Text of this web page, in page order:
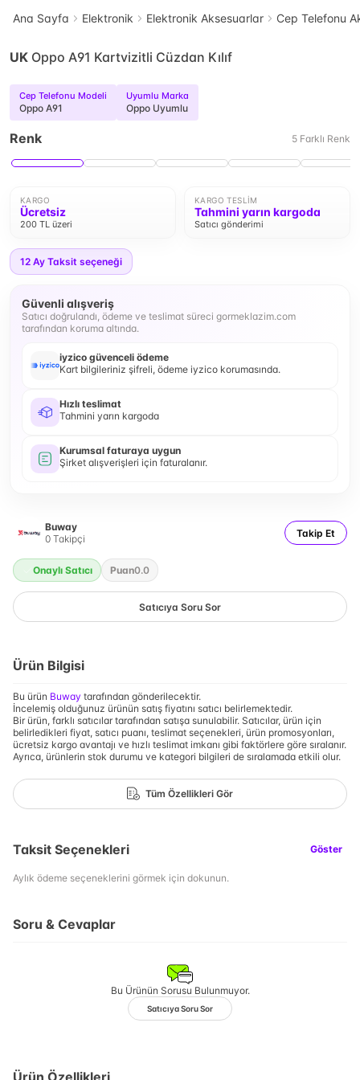
Ana Sayfa Elektronik Elektronik Aksesuarlar Cep Telefonu
UK Oppo A91 Kartvizitli Cüzdan Kılıf
Cep Telefonu Modeli
Oppo A91
Uyumlu Marka
Oppo Uyumlu
Renk 5 Farklı Renk
KARGO
Ücretsiz
200 TL üzeri
KARGO TESLIM
Tahmini yarın kargoda
Satıcı gönderimi
12 Ay Taksit seçeneği
Güvenli alışveriş
Satıcı doğrulandı, ödeme ve teslimat süreci gormeklazim.com
tarafından koruma altında.
iyzico güvenceli ödeme
Kart bilgileriniz şifreli, ödeme iyzico korumasında.
Hızlı teslimat
Tahmini yarın kargoda
Kurumsal faturaya uygun
Şirket alışverişleri için faturalanır.
Buway
0 Takipçi Takip Et
Onaylı Satıcı Puan0.0
Satıcıya Soru Sor
Ürün Bilgisi
Bu ürün Buway tarafından gönderilecektir.
İncelemiş olduğunuz ürünün satış fiyatını satıcı belirlemektedir.
Bir ürün, farklı satıcılar tarafından satışa sunulabilir. Satıcılar, ürün için
belirledikleri fiyat, satıcı puanı, teslimat seçenekleri, ürün promosyonları,
ücretsiz kargo avantajı ve hızlı teslimat imkanı gibi faktörlere göre sıralanır.
Ayrıca, ürünlerin stok durumu ve kategori bilgileri de sıralamada etkili olur.
Tüm Özellikleri Gör
Taksit Seçenekleri Göster
Aylık ödeme seçeneklerini görmek için dokunun.
Soru & Cevaplar
Bu Ürünün Sorusu Bulunmuyor.
Satıcıya Soru Sor
Ürün Özellikleri